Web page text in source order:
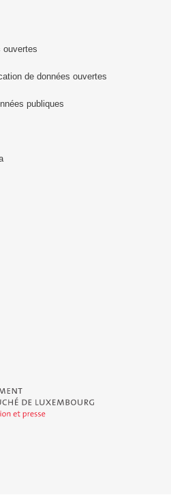
ouvertes
de données ouvertes
publiques
Duché de Luxembourg - Service